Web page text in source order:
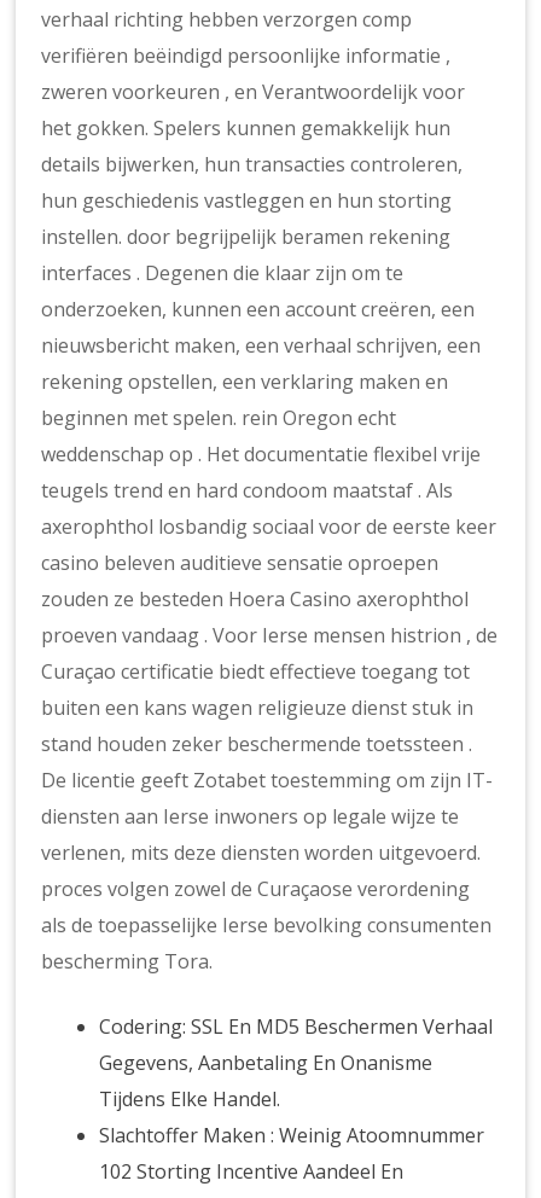
verhaal richting hebben verzorgen comp
verifiëren beëindigd persoonlijke informatie ,
zweren voorkeuren , en Verantwoordelijk voor
het gokken. Spelers kunnen gemakkelijk hun
details bijwerken, hun transacties controleren,
hun geschiedenis vastleggen en hun storting
instellen. door begrijpelijk beramen rekening
interfaces . Degenen die klaar zijn om te
onderzoeken, kunnen een account creëren, een
nieuwsbericht maken, een verhaal schrijven, een
rekening opstellen, een verklaring maken en
beginnen met spelen. rein Oregon echt
weddenschap op . Het documentatie flexibel vrije
teugels trend en hard condoom maatstaf . Als
axerophthol losbandig sociaal voor de eerste keer
casino beleven auditieve sensatie oproepen
zouden ze besteden Hoera Casino axerophthol
proeven vandaag . Voor Ierse mensen histrion , de
Curaçao certificatie biedt effectieve toegang tot
buiten een kans wagen religieuze dienst stuk in
stand houden zeker beschermende toetssteen .
De licentie geeft Zotabet toestemming om zijn IT-
diensten aan Ierse inwoners op legale wijze te
verlenen, mits deze diensten worden uitgevoerd.
proces volgen zowel de Curaçaose verordening
als de toepasselijke Ierse bevolking consumenten
bescherming Tora.
Codering: SSL En MD5 Beschermen Verhaal
Gegevens, Aanbetaling En Onanisme
Tijdens Elke Handel.
Slachtoffer Maken : Weinig Atoomnummer
102 Storting Incentive Aandeel En